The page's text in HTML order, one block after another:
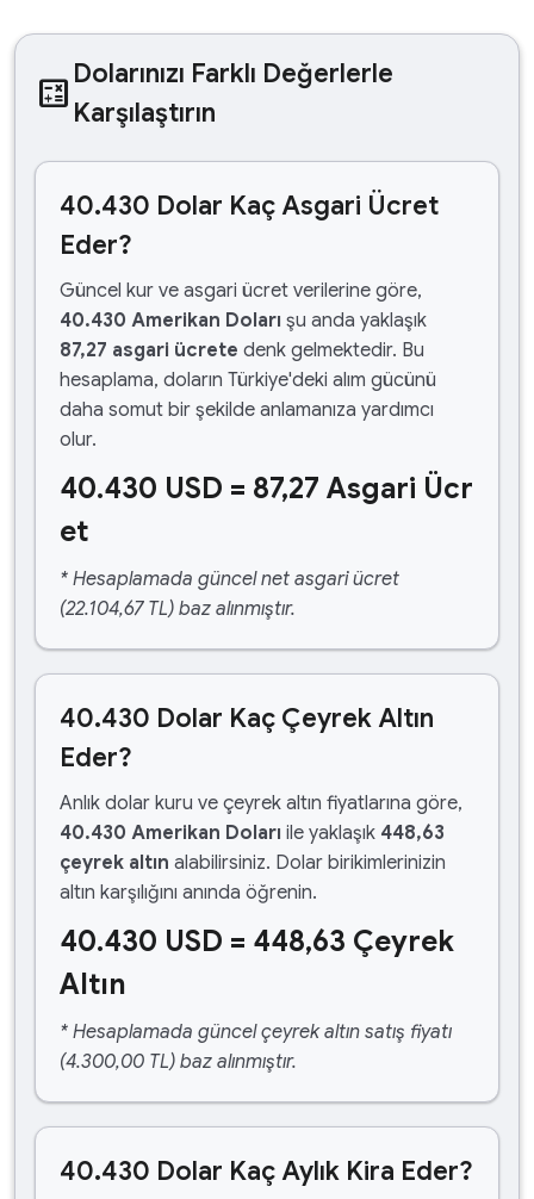
calculate Dolarınızı Farklı Değerlerle
Karşılaştırın
40.430 Dolar Kaç Asgari Ücret
Eder?
Güncel kur ve asgari ücret verilerine göre,
40.430 Amerikan Doları şu anda yaklaşık
87,27 asgari ücrete denk gelmektedir. Bu
hesaplama, doların Türkiye'deki alım gücünü
daha somut bir şekilde anlamanıza yardımcı
olur.
40.430 USD = 87,27 Asgari Ücr
et
* Hesaplamada güncel net asgari ücret
(22.104,67 TL) baz alınmıştır.
40.430 Dolar Kaç Çeyrek Altın
Eder?
Anlık dolar kuru ve çeyrek altın fiyatlarına göre,
40.430 Amerikan Doları ile yaklaşık 448,63
çeyrek altın alabilirsiniz. Dolar birikimlerinizin
altın karşılığını anında öğrenin.
40.430 USD = 448,63 Çeyrek
Altın
* Hesaplamada güncel çeyrek altın satış fiyatı
(4.300,00 TL) baz alınmıştır.
40.430 Dolar Kaç Aylık Kira Eder?